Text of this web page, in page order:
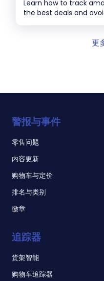
Learn how to track
the best deals and
更
警报与事件
零售问题
内容更新
购物车与定价
排名与类别
徽章
追踪器
货架智能
购物车追踪器